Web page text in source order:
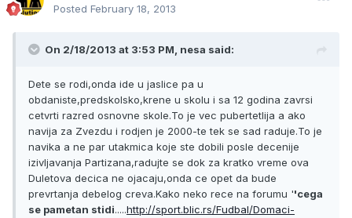
Posted February 18, 2013
On 2/18/2013 at 3:53 PM, nesa said:
Dete se rodi,onda ide u jaslice pa u
obdaniste,predskolsko,krene u skolu i sa 12 godina zavrsi
cetvrti razred osnovne skole.To je vec pubertetlija a ako
navija za Zvezdu i rodjen je 2000-te tek se sad raduje.To je
navika a ne par utakmica koje ste dobili posle decenije
izivljavanja Partizana,radujte se dok za kratko vreme ova
Duletova decica ne ojacaju,onda ce opet da bude
prevrtanja debelog creva.Kako neko rece na forumu ''cega
se pametan stidi.....http://sport.blic.rs/Fudbal/Domaci-